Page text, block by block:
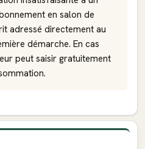
en salon de
adressé directement au
démarche. En cas
peut saisir gratuitement